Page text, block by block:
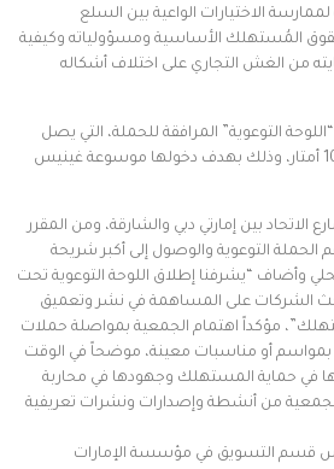
الاختيارات الواعية بين السلع
المُستهلك الأساسية ومسؤولياته وكيفية
من الغش التجاري على اختلاف أشكاله
التوعوية” المرافقة للحملة، التي يصل
طولها إلى 100 متر وارتفاعها 10 أمتار، وذلك بهدف دخولها موسوعة غينيس
الاتحاد بين إمارتي دبي والشارقة، ومن المقرر
لدعم الحملة التوعوية والوصول إلى أكبر شريحة
وأضاف “يشرفنا إطلاق اللوحة التوعوية تحت
الشركات على المساهمة في نشر وتعميق
مؤكداً اهتمام الجمعية بمواصلة حملات
بمواسم أو مناسبات معينة، موضحاً في الوقت
في حماية المستهلك وجهودها في محاربة
من أنشطة وإصدارات ونشرات تعريفية
قسم التسويق في مؤسسة الإمارات